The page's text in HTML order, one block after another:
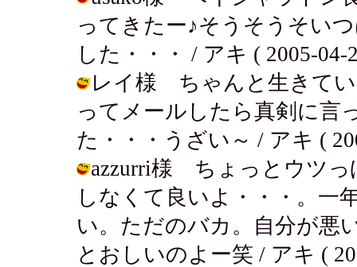
ってきたー♪そうそうそい
した・・・ / アキ ( 2005-04-
レイ様 ちゃんと生きてい
ってメールしたら真剣に言
た・・・うざい～ / アキ (
azzurri様 ちょっとウツっ
しなくて良いよ・・・。一
い。ただのバカ。自分が悪
とおしいのよー笑 / アキ (